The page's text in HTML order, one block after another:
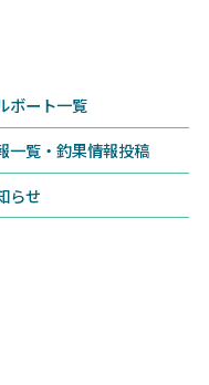
ボート一覧
一覧・釣果情報投稿
らせ